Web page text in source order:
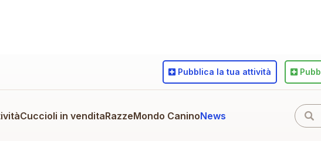
Cuccioli in venditaRazzeMondo CaninoNews
Pubblica la tua attività